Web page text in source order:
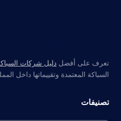
تعرف على أفضل دليل شركات
السباكة المعتمدة وتقييماتها داخل
تصنيفات